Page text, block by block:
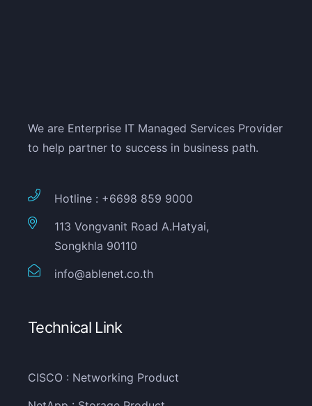
We are Enterprise IT Managed Services Provider
to help partner to success in business path.
Hotline : +6698 859 9000
113 Vongvanit Road A.Hatyai,
Songkhla 90110
info@ablenet.co.th
Technical Link
CISCO : Networking Product